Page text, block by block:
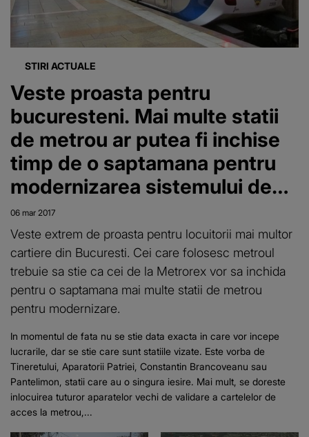
STIRI ACTUALE
Veste proasta pentru
bucuresteni. Mai multe statii
de metrou ar putea fi inchise
timp de o saptamana pentru
modernizarea sistemului de
acces
06 mar 2017
Veste extrem de proasta pentru locuitorii mai multor
cartiere din Bucuresti. Cei care folosesc metroul
trebuie sa stie ca cei de la Metrorex vor sa inchida
pentru o saptamana mai multe statii de metrou
pentru modernizare.
In momentul de fata nu se stie data exacta in care vor incepe
lucrarile, dar se stie care sunt statiile vizate. Este vorba de
Tineretului, Aparatorii Patriei, Constantin Brancoveanu sau
Pantelimon, statii care au o singura iesire. Mai mult, se doreste
inlocuirea tuturor aparatelor vechi de validare a cartelelor de
acces la metrou,...